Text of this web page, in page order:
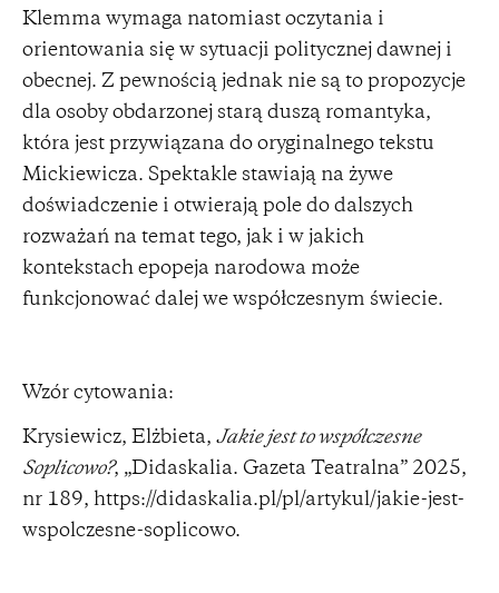
Klemma wymaga natomiast oczytania i
orientowania się w sytuacji politycznej dawnej i
obecnej. Z pewnością jednak nie są to propozycje
dla osoby obdarzonej starą duszą romantyka,
która jest przywiązana do oryginalnego tekstu
Mickiewicza. Spektakle stawiają na żywe
doświadczenie i otwierają pole do dalszych
rozważań na temat tego, jak i w jakich
kontekstach epopeja narodowa może
funkcjonować dalej we współczesnym świecie.
Wzór cytowania:
Krysiewicz, Elżbieta, Jakie jest to współczesne
Soplicowo?, „Didaskalia. Gazeta Teatralna” 2025,
nr 189, https://didaskalia.pl/pl/artykul/jakie-jest-
wspolczesne-soplicowo.